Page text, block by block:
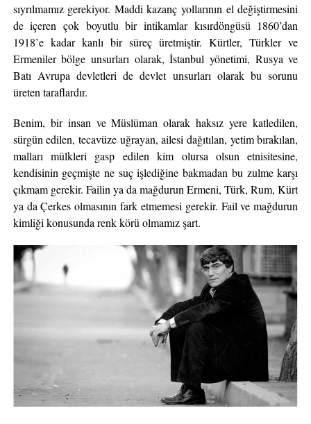
sıyrılmamız gerekiyor. Maddi kazanç yollarının el değiştirmesini
de içeren çok boyutlu bir intikamlar kısırdöngüsü 1860’dan
1918’e kadar kanlı bir süreç üretmiştir. Kürtler, Türkler ve
Ermeniler bölge unsurları olarak, İstanbul yönetimi, Rusya ve
Batı Avrupa devletleri de devlet unsurları olarak bu sorunu
üreten taraflardır.
Benim, bir insan ve Müslüman olarak haksız yere katledilen,
sürgün edilen, tecavüze uğrayan, ailesi dağıtılan, yetim bırakılan,
malları mülkleri gasp edilen kim olursa olsun etnisitesine,
kendisinin geçmişte ne suç işlediğine bakmadan bu zulme karşı
çıkmam gerekir. Failin ya da mağdurun Ermeni, Türk, Rum, Kürt
ya da Çerkes olmasının fark etmemesi gerekir. Fail ve mağdurun
kimliği konusunda renk körü olmamız şart.